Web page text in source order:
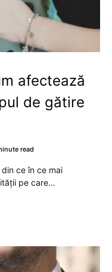
afectează
de gătire
read
ce în ce mai
pe care…